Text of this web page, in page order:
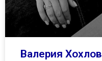
Валерия